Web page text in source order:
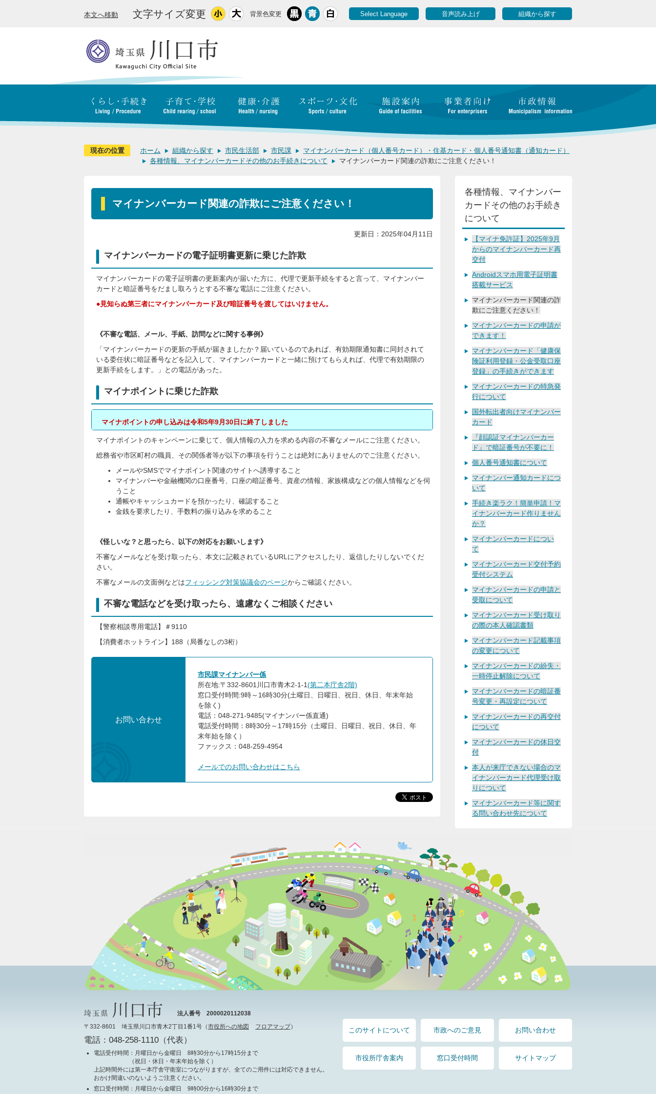
本文へ移動 文字サイズ変更 背景色変更 Select Language 音声読み上げ 組織から探す
現在の位置 ホーム 組織から探す 市民生活部 市民課
マイナンバーカード（個人番号カード）・住基カード・個人番号通知書（通知カード）
各種情報、マイナンバーカードその他のお手続きについて
マイナンバーカード関連の詐欺にご注意ください！
マイナンバーカード関連の詐欺にご注意ください！
更新日：2025年04月11日
マイナンバーカードの電子証明書更新に乗じた詐欺
マイナンバーカードの電子証明書の更新案内が届いた方に、代理で更新手続をすると言って、マイナンバー
カードと暗証番号をだまし取ろうとする不審な電話にご注意ください。
●見知らぬ第三者にマイナンバーカード及び暗証番号を渡してはいけません。
《不審な電話、メール、手紙、訪問などに関する事例》
「マイナンバーカードの更新の手紙が届きましたか？届いているのであれば、有効期限通知書に同封されて
いる委任状に暗証番号などを記入して、マイナンバーカードと一緒に預けてもらえれば、代理で有効期限の
更新手続をします。」との電話があった。
マイナポイントに乗じた詐欺
マイナポイントの申し込みは令和5年9月30日に終了しました
マイナポイントのキャンペーンに乗じて、個人情報の入力を求める内容の不審なメールにご注意ください。
総務省や市区町村の職員、その関係者等が以下の事項を行うことは絶対にありませんのでご注意ください。
メールやSMSでマイナポイント関連のサイトへ誘導すること
マイナンバーや金融機関の口座番号、口座の暗証番号、資産の情報、家族構成などの個人情報などを伺
うこと
通帳やキャッシュカードを預かったり、確認すること
金銭を要求したり、手数料の振り込みを求めること
《怪しいな？と思ったら、以下の対応をお願いします》
不審なメールなどを受け取ったら、本文に記載されているURLにアクセスしたり、返信したりしないでくだ
さい。
不審なメールの文面例などはフィッシング対策協議会のページからご確認ください。
不審な電話などを受け取ったら、遠慮なくご相談ください
【警察相談専用電話】＃9110
【消費者ホットライン】188（局番なしの3桁）
お問い合わせ
市民課マイナンバー係
所在地:〒332-8601川口市青木2-1-1(第二本庁舎2階)
窓口受付時間:9時～16時30分(土曜日、日曜日、祝日、休日、年末年始
を除く)
電話：048-271-9485(マイナンバー係直通)
電話受付時間：8時30分～17時15分（土曜日、日曜日、祝日、休日、年
末年始を除く）
ファックス：048-259-4954
メールでのお問い合わせはこちら
各種情報、マイナンバー
カードその他のお手続き
について
【マイナ免許証】2025年9月
からのマイナンバーカード再
交付
Androidスマホ用電子証明書
搭載サービス
マイナンバーカード関連の詐
欺にご注意ください！
マイナンバーカードの申請が
できます！
マイナンバーカード「健康保
険証利用登録・公金受取口座
登録」の手続きができます
マイナンバーカードの特急発
行について
国外転出者向けマイナンバー
カード
『顔認証マイナンバーカー
ド』で暗証番号が不要に！
個人番号通知書について
マイナンバー通知カードにつ
いて
手続き楽ラク！簡単申請！マ
イナンバーカード作りません
か？
マイナンバーカードについ
て
マイナンバーカード交付予約
受付システム
マイナンバーカードの申請と
受取について
マイナンバーカード受け取り
の際の本人確認書類
マイナンバーカード記載事項
の変更について
マイナンバーカードの紛失・
一時停止解除について
マイナンバーカードの暗証番
号変更・再設定について
マイナンバーカードの再交付
について
マイナンバーカードの休日交
付
本人が来庁できない場合のマ
イナンバーカード代理受け取
りについて
マイナンバーカード等に関す
る問い合わせ先について
法人番号 2000020112038
〒332-8601 埼玉県川口市青木2丁目1番1号（市役所への地図 フロアマップ）
電話：048-258-1110（代表）
電話受付時間 ：月曜日から金曜日 8時30分から17時15分まで
（祝日・休日・年末年始を除く）
上記時間外には第一本庁舎守衛室につながりますが、全てのご用件には対応できません。
おかけ間違いのないようご注意ください。
窓口受付時間 ：月曜日から金曜日 9時00分から16時30分まで
このサイトについて 市政へのご意見 お問い合わせ
市役所庁舎案内 窓口受付時間 サイトマップ